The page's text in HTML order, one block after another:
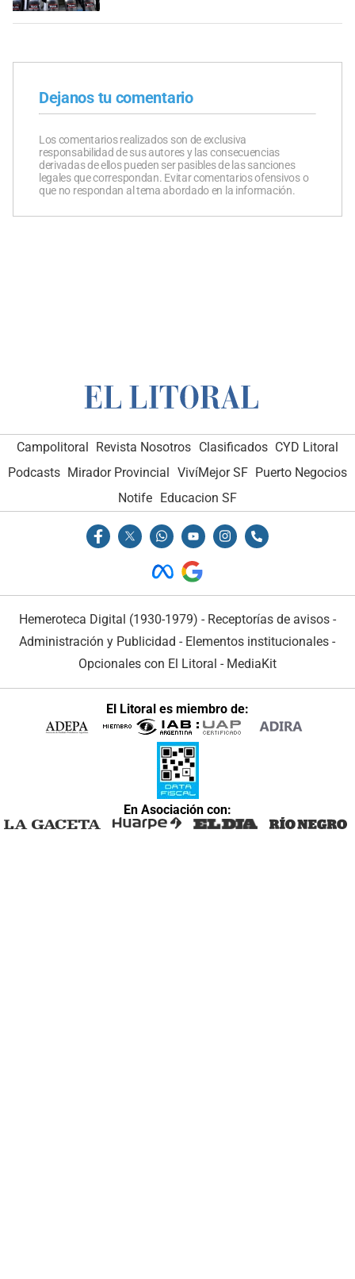
Dejanos tu comentario
Los comentarios realizados son de exclusiva
responsabilidad de sus autores y las consecuencias
derivadas de ellos pueden ser pasibles de las sanciones
legales que correspondan. Evitar comentarios ofensivos o
que no respondan al tema abordado en la información.
Campolitoral Revista Nosotros Clasificados CYD Litoral
Podcasts Mirador Provincial VivíMejor SF Puerto Negocios
Notife Educacion SF
Hemeroteca Digital (1930-1979) - Receptorías de avisos -
Administración y Publicidad - Elementos institucionales -
Opcionales con El Litoral - MediaKit
El Litoral es miembro de:
En Asociación con: